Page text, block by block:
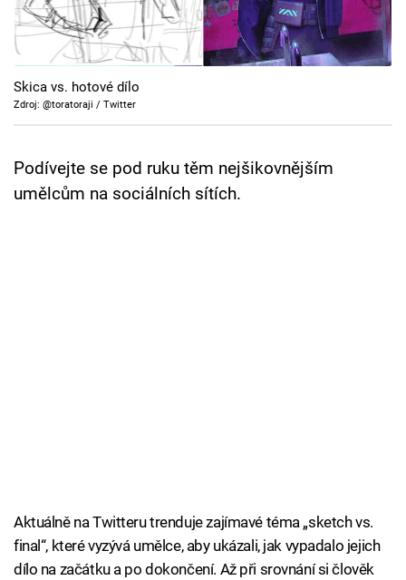
Cool Esport
Pořady
TV Program
Skica vs. hotové dílo
Zdroj: @toratoraji / Twitter
Podívejte se pod ruku těm nejšikovnějším
umělcům na sociálních sítích.
Aktuálně na Twitteru trenduje zajímavé téma „sketch vs.
final“, které vyzývá umělce, aby ukázali, jak vypadalo jejich
dílo na začátku a po dokončení. Až při srovnání si člověk